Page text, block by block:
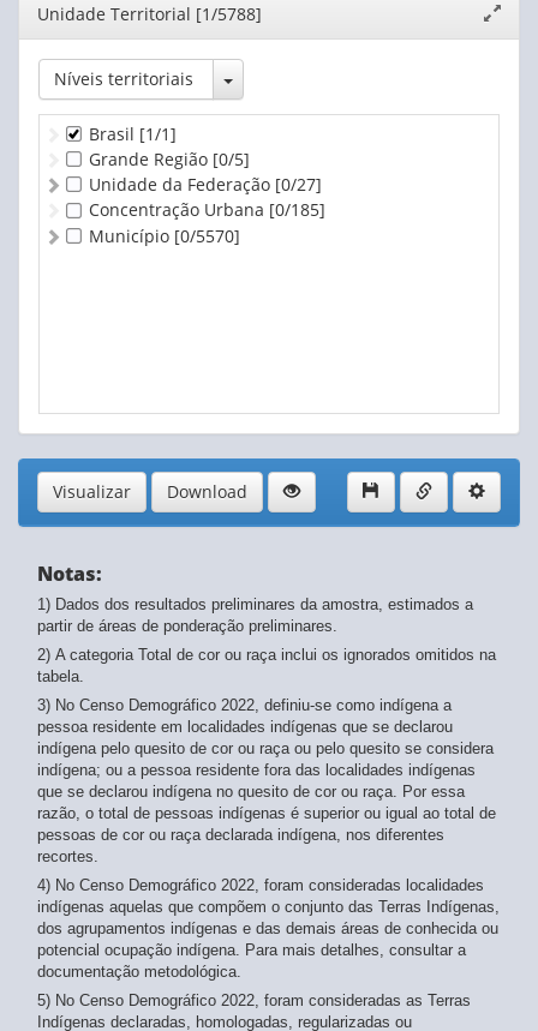
Editor
janela
Unidade Territorial [1/5788]
Níveis territoriais Toggle Dropdown
Brasil [1/1]
Grande Região [0/5]
Unidade da Federação [0/27]
Concentração Urbana [0/185]
Município [0/5570]
Visualizar Download
Notas:
1) Dados dos resultados preliminares da amostra, estimados a
partir de áreas de ponderação preliminares.
2) A categoria Total de cor ou raça inclui os ignorados omitidos na
tabela.
3) No Censo Demográfico 2022, definiu-se como indígena a
pessoa residente em localidades indígenas que se declarou
indígena pelo quesito de cor ou raça ou pelo quesito se considera
indígena; ou a pessoa residente fora das localidades indígenas
que se declarou indígena no quesito de cor ou raça. Por essa
razão, o total de pessoas indígenas é superior ou igual ao total de
pessoas de cor ou raça declarada indígena, nos diferentes
recortes.
4) No Censo Demográfico 2022, foram consideradas localidades
indígenas aquelas que compõem o conjunto das Terras Indígenas,
dos agrupamentos indígenas e das demais áreas de conhecida ou
potencial ocupação indígena. Para mais detalhes, consultar a
documentação metodológica.
5) No Censo Demográfico 2022, foram consideradas as Terras
Indígenas declaradas, homologadas, regularizadas ou